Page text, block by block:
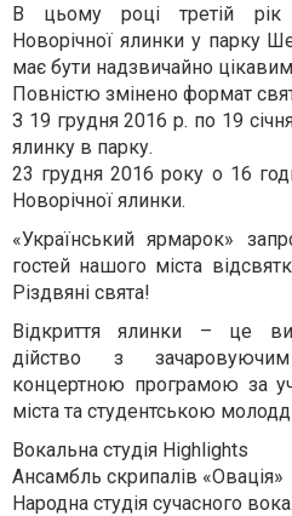
В цьому році третій рік
Новорічної ялинки у парку
має бути надзвичайно
Повністю змінено формат
З 19 грудня 2016 р. по 19
ялинку в парку.
23 грудня 2016 року о 16
Новорічної ялинки.
«Український ярмарок»
гостей нашого міста
Різдвяні свята!
Відкриття ялинки – це
дійство з
концертною програмою за
міста та студентською
Вокальна студія Highlights
Ансамбль скрипалів «Овація»
Народна студія сучасного